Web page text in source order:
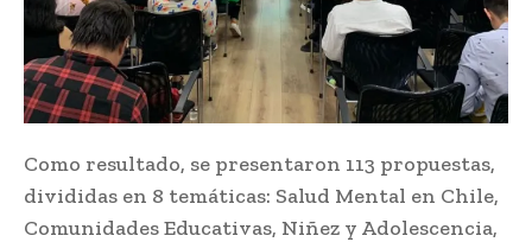
Como resultado, se presentaron 113 propuestas,
divididas en 8 temáticas: Salud Mental en Chile,
Comunidades Educativas, Niñez y Adolescencia,